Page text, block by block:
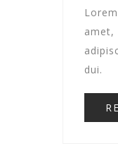
amet,
dui.